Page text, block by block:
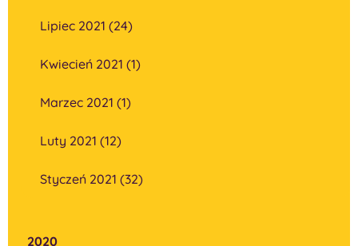
Lipiec 2021 (24)
Kwiecień 2021 (1)
Marzec 2021 (1)
Luty 2021 (12)
Styczeń 2021 (32)
2020